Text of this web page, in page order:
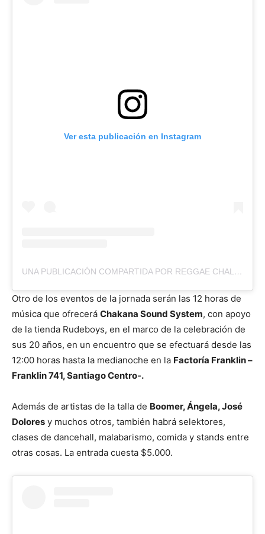
Ver esta publicación en Instagram
UNA PUBLICACIÓN COMPARTIDA POR REGGAE CHALICE (@REGGAE.CHALICE)
Otro de los eventos de la jornada serán las 12 horas de
música que ofrecerá Chakana Sound System, con apoyo
de la tienda Rudeboys, en el marco de la celebración de
sus 20 años, en un encuentro que se efectuará desde las
12:00 horas hasta la medianoche en la Factoría Franklin –
Franklin 741, Santiago Centro-.
Además de artistas de la talla de Boomer, Ángela, José
Dolores y muchos otros, también habrá selektores,
clases de dancehall, malabarismo, comida y stands entre
otras cosas. La entrada cuesta $5.000.